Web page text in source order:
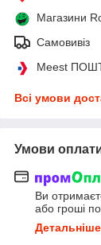
Магазини
Самовивіз
Meest
Всі умови
Умови
Ви
або гроші
Детальніше